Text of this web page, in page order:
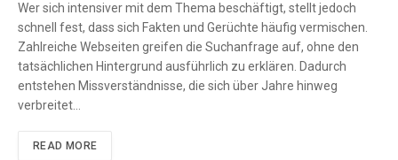
Wer sich intensiver mit dem Thema beschäftigt, stellt jedoch
schnell fest, dass sich Fakten und Gerüchte häufig vermischen.
Zahlreiche Webseiten greifen die Suchanfrage auf, ohne den
tatsächlichen Hintergrund ausführlich zu erklären. Dadurch
entstehen Missverständnisse, die sich über Jahre hinweg
verbreitet…
READ MORE